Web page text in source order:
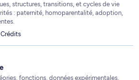
structures, transitions, et cycles de vie
: paternité, homoparentalité, adoption,
fonctions, données expérimentales,